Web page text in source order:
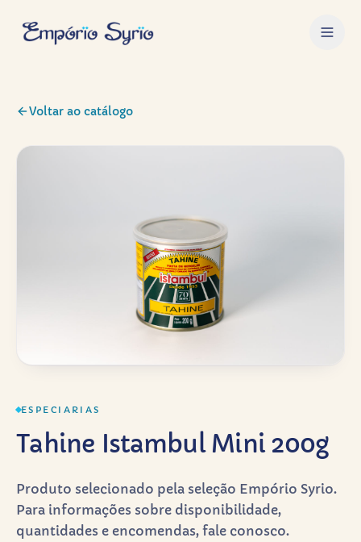
Voltar ao catálogo
ESPECIARIAS
Tahine Istambul Mini 200g
Produto selecionado pela seleção Empório Syrio.
Para informações sobre disponibilidade,
quantidades e encomendas, fale conosco.